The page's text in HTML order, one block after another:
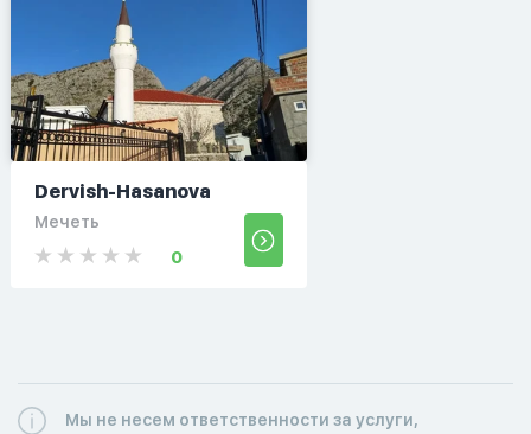
Dervish-Hasanova
Мечеть
0
Мы не несем ответственности за услуги,